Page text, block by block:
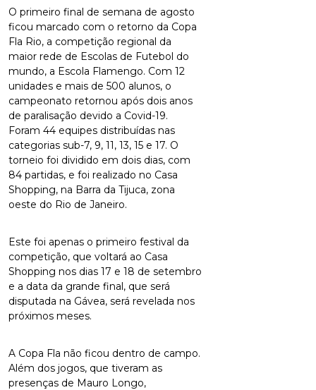
O primeiro final de semana de agosto
ficou marcado com o retorno da Copa
Fla Rio, a competição regional da
maior rede de Escolas de Futebol do
mundo, a Escola Flamengo. Com 12
unidades e mais de 500 alunos, o
campeonato retornou após dois anos
de paralisação devido a Covid-19.
Foram 44 equipes distribuídas nas
categorias sub-7, 9, 11, 13, 15 e 17. O
torneio foi dividido em dois dias, com
84 partidas, e foi realizado no Casa
Shopping, na Barra da Tijuca, zona
oeste do Rio de Janeiro.
Este foi apenas o primeiro festival da
competição, que voltará ao Casa
Shopping nos dias 17 e 18 de setembro
e a data da grande final, que será
disputada na Gávea, será revelada nos
próximos meses.
A Copa Fla não ficou dentro de campo.
Além dos jogos, que tiveram as
presenças de Mauro Longo,